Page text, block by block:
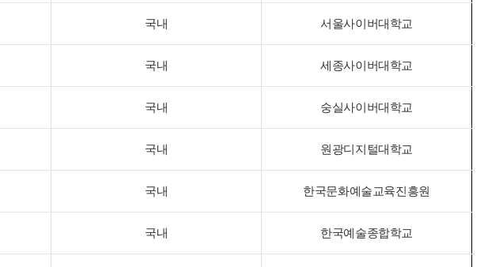
국내 서울사이버대학교
국내 세종사이버대학교
국내 숭실사이버대학교
국내 원광디지털대학교
국내 한국문화예술교육진흥원
국내 한국예술종합학교